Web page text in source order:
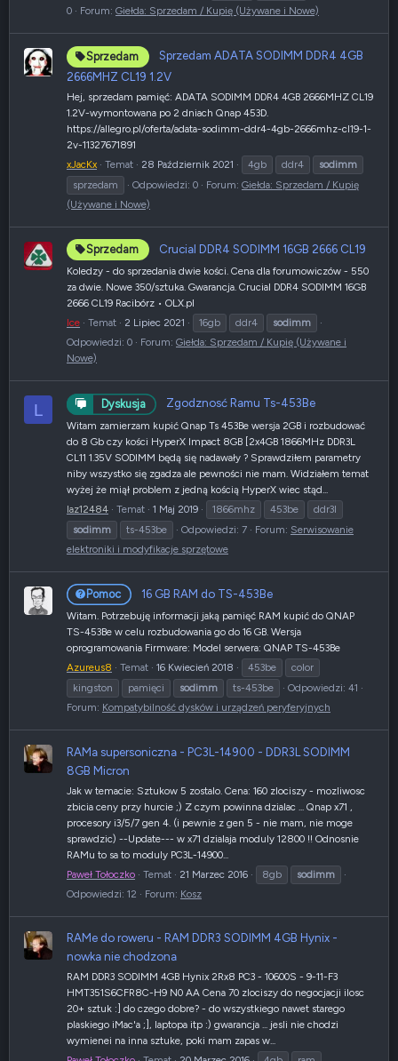
0
Forum: Giełda: Sprzedam / Kupię (Używane i Nowe)
Sprzedam
Sprzedam ADATA SODIMM DDR4 4GB
2666MHZ CL19 1.2V
Hej, sprzedam pamięć: ADATA SODIMM DDR4 4GB 2666MHZ CL19
1.2V-wymontowana po 2 dniach Qnap 453D.
https://allegro.pl/oferta/adata-sodimm-ddr4-4gb-2666mhz-cl19-1-
2v-11327671891
xJacKx
Temat 28 Październik 2021 4gb ddr4
sodimm
sprzedam
Odpowiedzi: 0 Forum: Giełda: Sprzedam / Kupię
(Używane i Nowe)
Sprzedam Crucial DDR4 SODIMM 16GB 2666 CL19
Koledzy - do sprzedania dwie kości. Cena dla forumowiczów - 550
za dwie. Nowe 350/sztuka. Gwarancja. Crucial DDR4 SODIMM 16GB
2666 CL19 Racibórz • OLX.pl
Ice
Temat 2 Lipiec 2021 16gb ddr4
sodimm
Odpowiedzi: 0
Forum: Giełda: Sprzedam / Kupię (Używane i
Nowe)
L Dyskusja Zgodznosć Ramu Ts-453Be
Witam zamierzam kupić Qnap Ts 453Be wersja 2GB i rozbudować
do 8 Gb czy kości HyperX Impact 8GB [2x4GB 1866MHz DDR3L
CL11 1.35V SODIMM będą się nadawały ? Sprawdziłem parametry
niby wszystko się zgadza ale pewności nie mam. Widziałem temat
wyżej że miął problem z jedną kością HyperX wiec stąd...
laz12484
Temat 1 Maj 2019 1866mhz 453be
ddr3l
sodimm
ts-453be Odpowiedzi: 7 Forum: Serwisowanie
elektroniki i modyfikacje sprzętowe
Pomoc 16 GB RAM do TS-453Be
Witam. Potrzebuję informacji jaką pamięć RAM kupić do QNAP
TS-453Be w celu rozbudowania go do 16 GB. Wersja
oprogramowania Firmware: Model serwera: QNAP TS-453Be
Azureus8
Temat 16 Kwiecień 2018 453be
color
kingston
pamięci sodimm ts-453be
Odpowiedzi: 41
Forum: Kompatybilność dysków i urządzeń peryferyjnych
RAMa supersoniczna - PC3L-14900 - DDR3L SODIMM
8GB Micron
Jak w temacie: Sztukow 5 zostalo. Cena: 160 zlociszy - mozliwosc
zbicia ceny przy hurcie ;) Z czym powinna dzialac ... Qnap x71 ,
procesory i3/5/7 gen 4. (i pewnie z gen 5 - nie mam, nie moge
sprawdzic) --Update--- w x71 dzialaja moduly 12800 !! Odnosnie
RAMu to sa to moduly PC3L-14900...
Paweł Tołoczko
Temat 21 Marzec 2016 8gb
sodimm
Odpowiedzi: 12
Forum: Kosz
RAMe do roweru - RAM DDR3 SODIMM 4GB Hynix -
nowka nie chodzona
RAM DDR3 SODIMM 4GB Hynix 2Rx8 PC3 - 10600S - 9-11-F3
HMT351S6CFR8C-H9 N0 AA Cena 70 zlociszy do negocjacji ilosc
20+ sztuk :] do czego dobre? - do wszystkiego nawet starego
plaskiego iMac'a ;], laptopa itp :) gwarancja ... jesli nie chodzi
wymienei na inna sztuke, poki mam zapas w...